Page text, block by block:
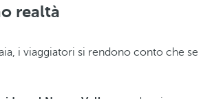
realtà
i viaggiatori si rendono conto che se